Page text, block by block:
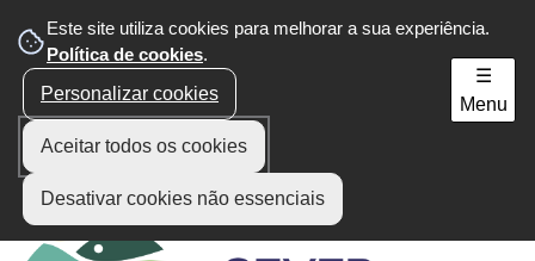
Este site utiliza cookies para melhorar a sua experiência.
Política de cookies.
Personalizar cookies
Aceitar todos os cookies
Desativar cookies não essenciais
Área do Munícipe
☰
Menu